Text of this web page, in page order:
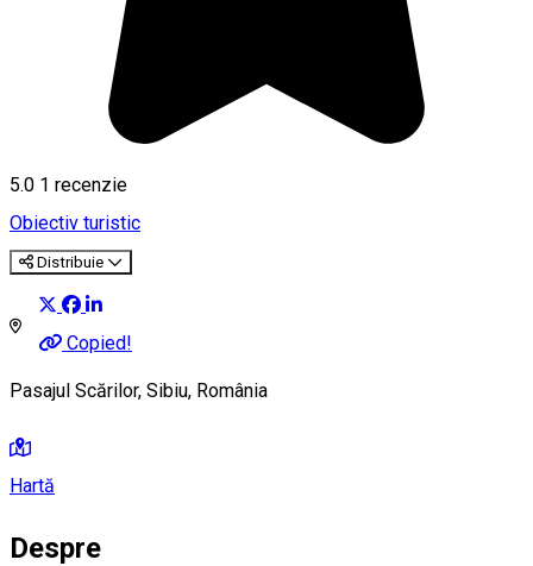
5.0 1 recenzie
Obiectiv turistic
Distribuie
Copied!
Pasajul Scărilor, Sibiu, România
Hartă
Despre